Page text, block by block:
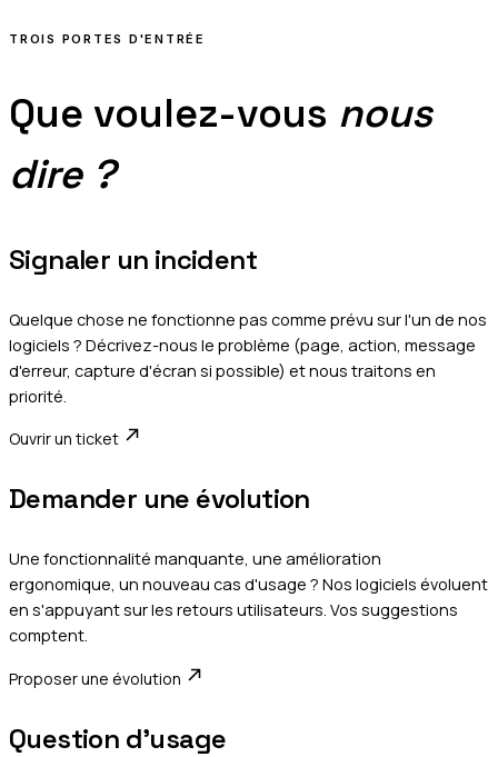
TROIS PORTES D'ENTRÉE
Que voulez-vous nous
dire ?
Signaler un incident
Quelque chose ne fonctionne pas comme prévu sur l'un de nos
logiciels ? Décrivez-nous le problème (page, action, message
d'erreur, capture d'écran si possible) et nous traitons en
priorité.
Ouvrir un ticket
Demander une évolution
Une fonctionnalité manquante, une amélioration
ergonomique, un nouveau cas d'usage ? Nos logiciels évoluent
en s'appuyant sur les retours utilisateurs. Vos suggestions
comptent.
Proposer une évolution
Question d'usage